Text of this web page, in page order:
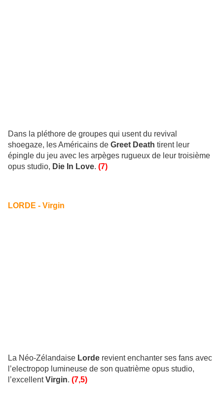
Dans la pléthore de groupes qui usent du revival
shoegaze, les Américains de Greet Death tirent leur
épingle du jeu avec les arpèges rugueux de leur troisième
opus studio, Die In Love. (7)
LORDE - Virgin
La Néo-Zélandaise Lorde revient enchanter ses fans avec
l’electropop lumineuse de son quatrième opus studio,
l’excellentVirgin. (7,5)